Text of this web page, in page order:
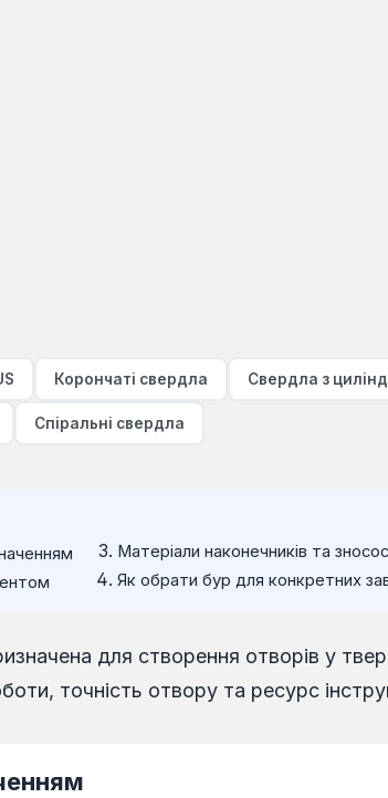
Корончаті свердла Свердла з
Спіральні свердла
Матеріали наконечників та
Як обрати бур для конкретних
для створення отворів у
точність отвору та ресурс